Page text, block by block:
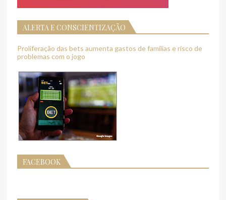
ALERTA E CONSCIENTIZAÇÃO
Proliferação das bets aumenta gastos de famílias e risco de
problemas com o jogo
FACEBOOK